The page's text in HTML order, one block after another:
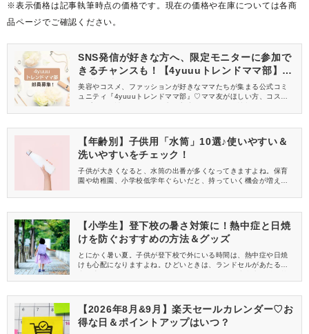
※表示価格は記事執筆時点の価格です。現在の価格や在庫については各商
品ページでご確認ください。
SNS発信が好きな方へ、限定モニターに参加で
きるチャンスも！【4yuuuトレンドママ部】部
員募集中
美容やコスメ、ファッションが好きなママたちが集まる公式コミ
ュニティ『4yuuuトレンドママ部』♡ママ友がほしい方、コスメサ
信してくれる方を募集しています！
【年齢別】子供用「水筒」10選♪使いやすい＆
洗いやすいをチェック！
子供が大きくなると、水筒の出番が多くなってきますよね。保育
園や幼稚園、小学校低学年ぐらいだと、持っていく機会が増える
水筒をご紹介♪人気メーカーをメインに、見た目も使い勝手もいい
ったりの水筒を持たせましょう。
【小学生】登下校の暑さ対策に！熱中症と日焼
けを防ぐおすすめの方法＆グッズ
とにかく暑い夏。子供が登下校で外にいる時間は、熱中症や日焼
けも心配になりますよね。ひどいときは、ランドセルがあたる背
中の暑さ対策に役立つ情報をご紹介。家にあるものでお金をかけ
ズを取り上げます。暑さが厳しい時期でも元気いっぱいに毎日通
学できるよう、ママパパがサポートしてあげてくださいね♪
【2026年8月&9月】楽天セールカレンダー♡お
得な日＆ポイントアップはいつ？